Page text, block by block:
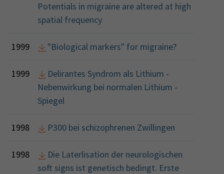
Potentials in migraine are altered at high
spatial frequency
1999 "Biological markers" for migraine?
1999
Delirantes Syndrom als Lithium -
Nebenwirkung bei normalen Lithium -
Spiegel
1998 P300 bei schizophrenen Zwillingen
1998
Die Laterlisation der neurologischen
soft signs ist genetisch bedingt. Erste